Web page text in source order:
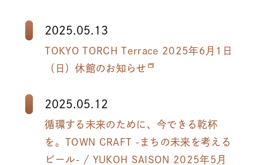
2025.05.13
TOKYO TORCH Terrace 2025年6月1日
（日）休館のお知らせ
2025.05.12
循環する未来のために、今できる乾杯
を。TOWN CRAFT -まちの未来を考える
ビール- / YUKOH SAISON 2025年5月